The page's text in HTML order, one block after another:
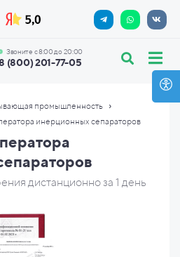
(800) 201-77-05
Звоните с 8:00 до 20:00
промышленность ›
инерционных сепараторов
дистанционно за 1 день